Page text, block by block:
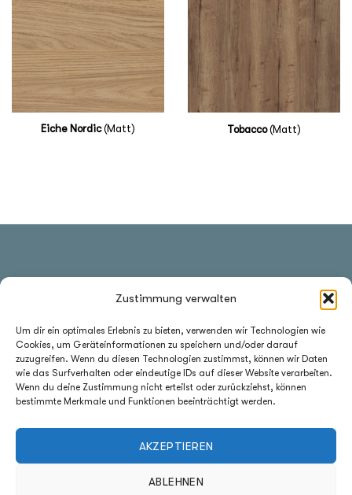
Zustimmung verwalten
Um dir ein optimales Erlebnis zu bieten, verwenden wir Technologien wie
Cookies, um Geräteinformationen zu speichern und/oder darauf
zuzugreifen. Wenn du diesen Technologien zustimmst, können wir Daten
wie das Surfverhalten oder eindeutige IDs auf dieser Website verarbeiten.
Wenn du deine Zustimmung nicht erteilst oder zurückziehst, können
bestimmte Merkmale und Funktionen beeinträchtigt werden.
AKZEPTIEREN
ABLEHNEN
Eiche Nordic(Matt) Tobacco(Matt)
NISCHENRÜCKWÄNDE
Vervollständige deine Küche mit der perfekt dazu
passenden Rückwand.